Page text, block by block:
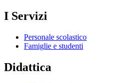
I Servizi
Personale scolastico
Famiglie e studenti
Didattica